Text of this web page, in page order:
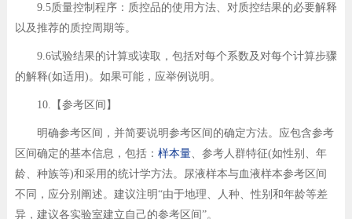
9.5质量控制程序：质控品的使用方法、对质控结果的必要解释
以及推荐的质控周期等。
9.6试验结果的计算或读取，包括对每个系数及对每个计算步骤
的解释(如适用)。如果可能，应举例说明。
10.【参考区间】
明确参考区间，并简要说明参考区间的确定方法。应包含参考
区间确定的基本信息，包括： 样本量、参考人群特征(如性别、年
龄、种族等)和采用的统计学方法。尿液样本与血液样本参考区间
不同，应分别阐述。建议注明“由于地理、人种、性别和年龄等差
异，建议各实验室建立自己的参考区间”。